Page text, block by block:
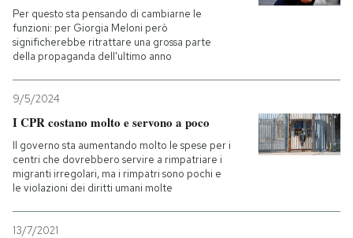
Per questo sta pensando di cambiarne le
funzioni: per Giorgia Meloni però
significherebbe ritrattare una grossa parte
della propaganda dell'ultimo anno
9/5/2024
I CPR costano molto e servono a poco
Il governo sta aumentando molto le spese per i
centri che dovrebbero servire a rimpatriare i
migranti irregolari, ma i rimpatri sono pochi e
le violazioni dei diritti umani molte
13/7/2021